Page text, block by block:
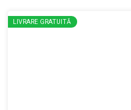
LIVRARE GRATUITĂ